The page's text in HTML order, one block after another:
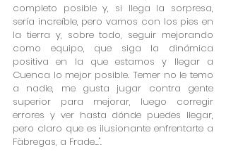
completo posible y, si llega la sorpresa,
sería increíble, pero vamos con los pies en
la tierra y, sobre todo, seguir mejorando
como equipo, que siga la dinámica
positiva en la que estamos y llegar a
Cuenca lo mejor posible. Temer no le temo
a nadie, me gusta jugar contra gente
superior para mejorar, luego corregir
errores y ver hasta dónde puedes llegar,
pero claro que es ilusionante enfrentarte a
Fàbregas, a Frade...".